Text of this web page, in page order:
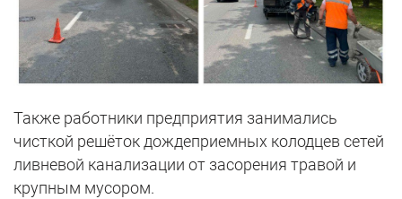
Также работники предприятия занимались
чисткой решёток дождеприемных колодцев сетей
ливневой канализации от засорения травой и
крупным мусором.